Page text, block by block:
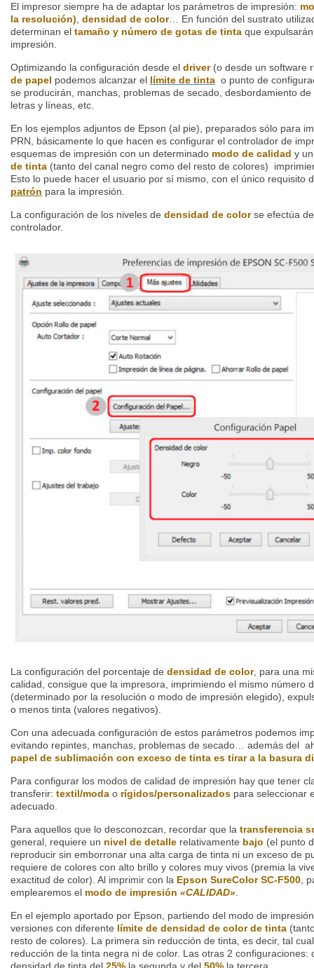
El impresor siempre ha de adaptar los parámetros de impresión:
la resolución) densidad de color… En función del sustrato
determinan el tamaño y número de gotas de tinta que
impresión.
Optimizando la configuración desde el driver(o desde un software
de papel podemos alcanzar el límite de tinta o punto de
se producirán, manchas, problemas de secado, desbordamiento
letras y líneas, etc.
En los ejemplos adjuntos de Epson (al pie), preparados sólo para
PRN, básicamente lo que hacen es configurar el controlador de
esquemas de impresión con un determinado modo de calidad y
de tinta (tanto del canal negro como del resto de colores)
Esto lo puede hacer el usuario por sí mismo, con el único requisito
patrón para la impresión.
La configuración de los niveles de densidad de colorse efectúa
controlador.
La configuración del porcentaje de densidad de color, para una
calidad, consigue que la impresora, imprimiendo el mismo número
(determinado por la resolución o modo de impresión elegido),
o menos tinta (valores negativos).
Con una adecuada configuración de estos parámetros podemos
evitando repintes, manchas, problemas de secado… además del
papel de sublimación con exceso de tinta es tirar a la basura
Para configurar los modos de calidad de impresión hay que tener
transferir: textil/moda o rígidos/personalizados para seleccionar
adecuado.
Para aquellos que lo desconozcan, recordar que la transferencia
general, requiere un nivel de detalle relativamente bajo (el punto
reproducir sin emborronar una alta carga de tinta ni un exceso de
requiere de colores con alto brillo y colores muy vivos (premia la
exactitud de color). Al imprimir con la Epson SureColor SC-F500,
emplearemos el modo de impresión «CALIDAD».
En el ejemplo aportado por Epson, partiendo del modo de
versiones con diferente límite de densidad de color de tinta
resto de colores). La primera sin reducción de tinta, es decir, tal
reducción de la tinta negra ni de color. Las otras 2 configuraciones: